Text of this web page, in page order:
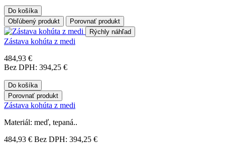
Do košíka
Obľúbený produkt
Porovnať produkt
Rýchly náhľad
Zástava kohúta z medi
484,93 €
Bez DPH: 394,25 €
Do košíka
Porovnať produkt
Zástava kohúta z medi
Materiál: meď, tepaná..
484,93 € Bez DPH: 394,25 €